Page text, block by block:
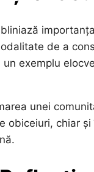
de a
exemplu
unei
obiceiuri, chiar